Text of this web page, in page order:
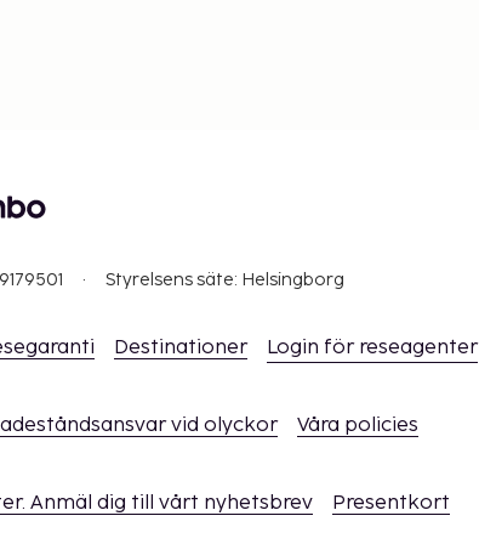
Styrelsens säte: Helsingborg
Destinationer Login för reseagenter
vid olyckor Våra policies
Anmäl dig till vårt nyhetsbrev Presentkort